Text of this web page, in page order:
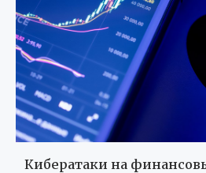
Кибератаки на